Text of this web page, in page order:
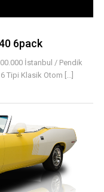
6pack
İstanbul / Pendik
Tipi Klasik Otom [...]